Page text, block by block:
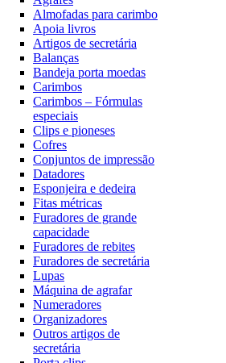
Almofadas para carimbo
Apoia livros
Artigos de secretária
Balanças
Bandeja porta moedas
Carimbos
Carimbos – Fórmulas
especiais
Clips e pioneses
Cofres
Conjuntos de impressão
Datadores
Esponjeira e dedeira
Fitas métricas
Furadores de grande
capacidade
Furadores de rebites
Furadores de secretária
Lupas
Máquina de agrafar
Numeradores
Organizadores
Outros artigos de
secretária